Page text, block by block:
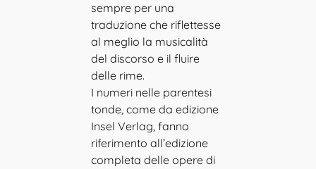
sempre per una
traduzione che riflettesse
al meglio la musicalità
del discorso e il fluire
delle rime.
I numeri nelle parentesi
tonde, come da edizione
Insel Verlag, fanno
riferimento all’edizione
completa delle opere di